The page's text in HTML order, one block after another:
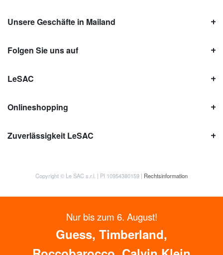
Unsere Geschäfte in Mailand
Folgen Sie uns auf
LeSAC
Onlineshopping
Zuverlässigkeit LeSAC
Copyright © Le SAC s.r.l. | PI 10954380159 | Rechtsinformation
Nur bis zum 6. August!
Guess, Timberland,